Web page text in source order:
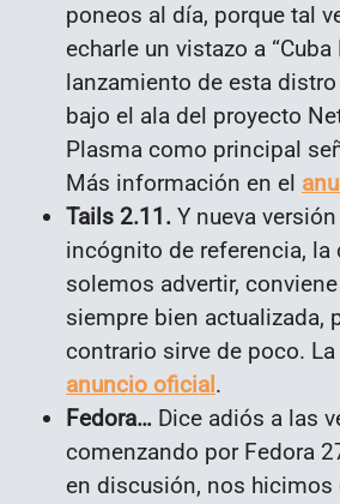
poneos al día, porque tal
echarle un vistazo a
lanzamiento de esta
bajo el ala del proyecto
Plasma como principal
Más información en el
Tails 2.11. Y nueva
incógnito de referencia, la
solemos advertir,
siempre bien actualizada,
contrario sirve de poco.
anuncio oficial.
Fedora… Dice adiós a las
comenzando por Fedora
en discusión, nos hicimos